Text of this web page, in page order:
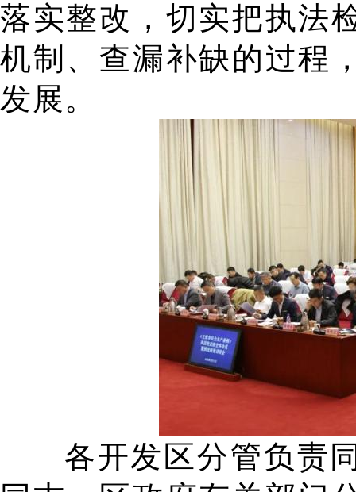
落实整改，切实把执法
机制、查漏补缺的过程
发展。
各开发区分管负责